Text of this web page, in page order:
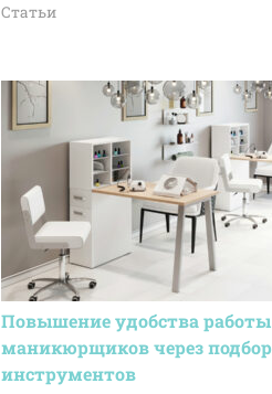
Статьи
Повышение удобства работы
маникюрщиков через подбор
инструментов